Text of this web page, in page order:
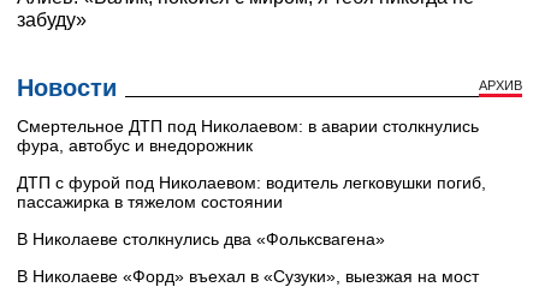
Новости АРХИВ
Смертельное ДТП под Николаевом: в аварии столкнулись
фура, автобус и внедорожник
ДТП с фурой под Николаевом: водитель легковушки погиб,
пассажирка в тяжелом состоянии
В Николаеве столкнулись два «Фольксвагена»
В Николаеве «Форд» въехал в «Сузуки», выезжая на мост